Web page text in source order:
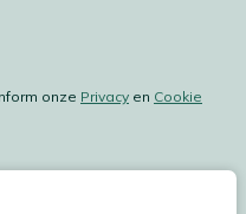
onze Privacy en Cookie